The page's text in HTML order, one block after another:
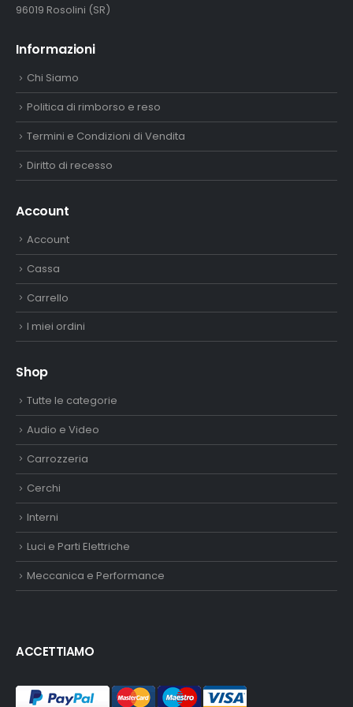
96019 Rosolini (SR)
Informazioni
Chi Siamo
Politica di rimborso e reso
Termini e Condizioni di Vendita
Diritto di recesso
Account
Account
Cassa
Carrello
I miei ordini
Shop
Tutte le categorie
Audio e Video
Carrozzeria
Cerchi
Interni
Luci e Parti Elettriche
Meccanica e Performance
ACCETTIAMO